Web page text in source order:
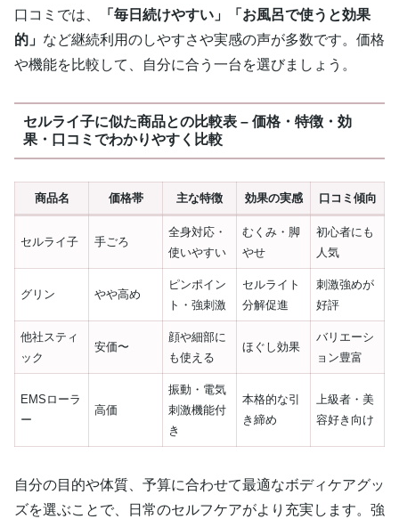
口コミでは、
「毎日続けやすい」「お風呂で使うと効果
的」 など継続利用のしやすさや実感の声が多数です。価格
や機能を比較して、自分に合う一台を選びましょう。
セルライ子に似た商品との比較表 – 価格・特徴・効
果・口コミでわかりやすく比較
商品名 価格帯 主な特徴 効果の実感 口コミ傾向
セルライ子 手ごろ
全身対応・
使いやすい
むくみ・脚
やせ
初心者にも
人気
グリン やや高め
ピンポイン
ト・強刺激
セルライト
分解促進
刺激強めが
好評
他社スティ
ック
安価〜
顔や細部に
も使える
ほぐし効果
バリエーシ
ョン豊富
EMSローラ
ー
高価
振動・電気
刺激機能付
き
本格的な引
き締め
上級者・美
容好き向け
自分の目的や体質、予算に合わせて最適なボディケアグッ
ズを選ぶことで、日常のセルフケアがより充実します。強